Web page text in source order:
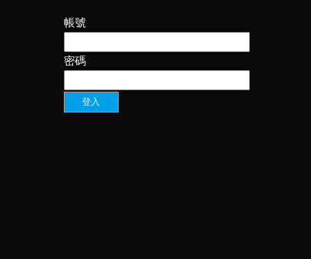
帳號
密碼
登入